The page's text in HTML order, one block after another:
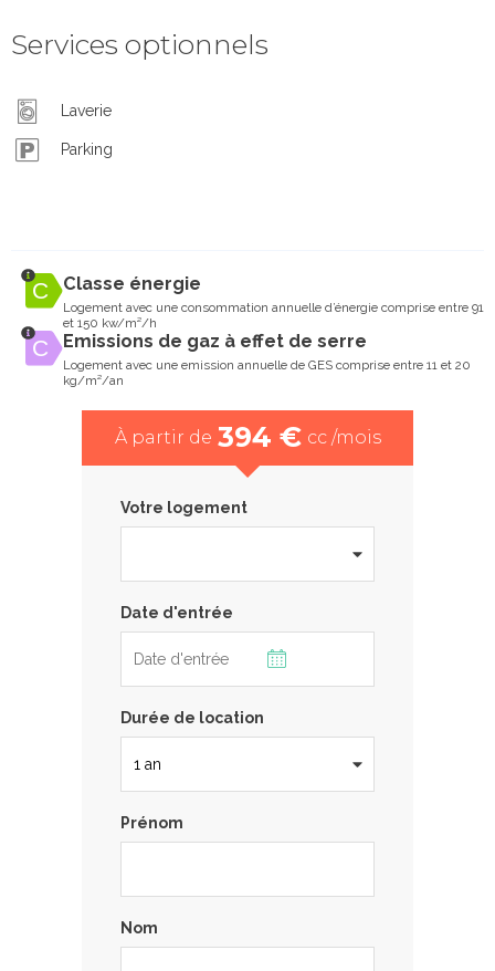
Services optionnels
Laverie
Parking
Classe énergie
Logement avec une consommation annuelle d’énergie comprise entre 91
et 150 kw/m²/h
Emissions de gaz à effet de serre
Logement avec une emission annuelle de GES comprise entre 11 et 20
kg/m²/an
À partir de 394 € cc /mois
Votre logement
Date d'entrée
Durée de location
Prénom
Nom